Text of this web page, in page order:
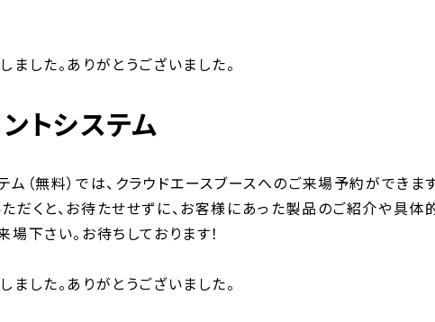
ました。ありがとうございました。
トシステム
ム（無料）では、クラウドエースブースへのご来場予約ができます
だくと、お待たせせずに、お客様にあった製品のご紹介や具体
下さい。お待ちしております！
ました。ありがとうございました。